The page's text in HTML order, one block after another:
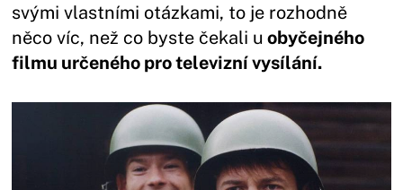
svými vlastními otázkami, to je rozhodně
něco víc, než co byste čekali uobyčejného
filmu určeného pro televizní vysílání.